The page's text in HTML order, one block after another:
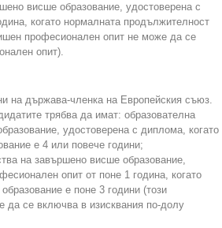
висше образование, удостоверена с
когато нормалната продължителност
професионален опит не може да се
опит).
на държава-членка на Европейския съюз.
трябва да имат: образователна
удостоверена с диплома, когато
е 4 или повече години;
на завършено висше образование,
опит от поне 1 година, когато
е поне 3 години (този
се включва в изисквания по-долу